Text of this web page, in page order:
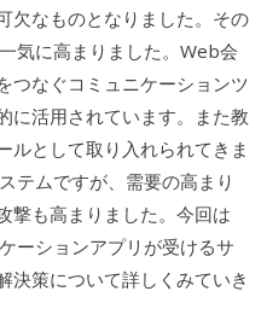
欠なものとなりました。その
気に高まりました。Web会
つなぐコミュニケーションツ
に活用されています。また教
ルとして取り入れられてきま
テムですが、需要の高まり
撃も高まりました。今回は
ーションアプリが受けるサ
決策について詳しくみていき